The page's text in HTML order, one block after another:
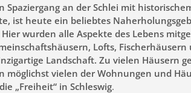
an der Schlei mit
ist heute ein beliebtes
wurden alle Aspekte des Lebens
Lofts, Fischerhäusern
Landschaft. Zu vielen Häusern
möglichst vielen der Wohnungen und
„Freiheit“ in Schleswig.